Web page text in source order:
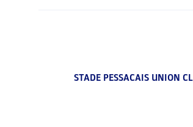
STADE PESSACAIS UNION